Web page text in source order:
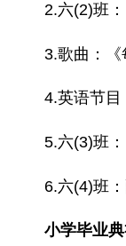
2.六(2)班
3.歌曲：《
4.英语节目
5.六(3)班：
6.六(4)班
小学毕业